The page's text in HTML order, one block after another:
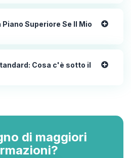
Superiore Se Il Mio
Cosa c'è sotto il
di maggiori